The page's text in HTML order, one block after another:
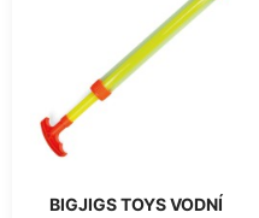
BIGJIGS TOYS VODNÍ